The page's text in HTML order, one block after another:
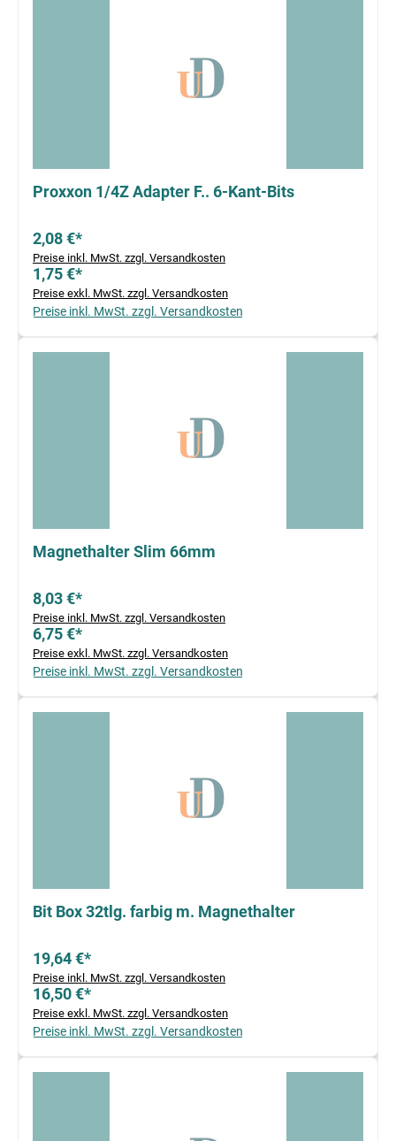
Proxxon 1/4Z Adapter F.. 6-Kant-Bits
2,08 €*
Preise inkl. MwSt. zzgl. Versandkosten
1,75 €*
Preise exkl. MwSt. zzgl. Versandkosten
Preise inkl. MwSt. zzgl. Versandkosten
Magnethalter Slim 66mm
8,03 €*
Preise inkl. MwSt. zzgl. Versandkosten
6,75 €*
Preise exkl. MwSt. zzgl. Versandkosten
Preise inkl. MwSt. zzgl. Versandkosten
Bit Box 32tlg. farbig m. Magnethalter
19,64 €*
Preise inkl. MwSt. zzgl. Versandkosten
16,50 €*
Preise exkl. MwSt. zzgl. Versandkosten
Preise inkl. MwSt. zzgl. Versandkosten